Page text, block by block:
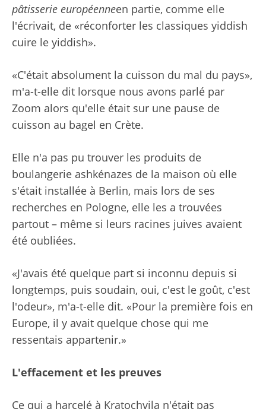
pâtisserie européenneen partie, comme elle
l'écrivait, de «réconforter les classiques yiddish
cuire le yiddish».
«C'était absolument la cuisson du mal du pays»,
m'a-t-elle dit lorsque nous avons parlé par
Zoom alors qu'elle était sur une pause de
cuisson au bagel en Crète.
Elle n'a pas pu trouver les produits de
boulangerie ashkénazes de la maison où elle
s'était installée à Berlin, mais lors de ses
recherches en Pologne, elle les a trouvées
partout – même si leurs racines juives avaient
été oubliées.
«J'avais été quelque part si inconnu depuis si
longtemps, puis soudain, oui, c'est le goût, c'est
l'odeur», m'a-t-elle dit. «Pour la première fois en
Europe, il y avait quelque chose qui me
ressentais appartenir.»
L'effacement et les preuves
Ce qui a harcelé à Kratochvila n'était pas